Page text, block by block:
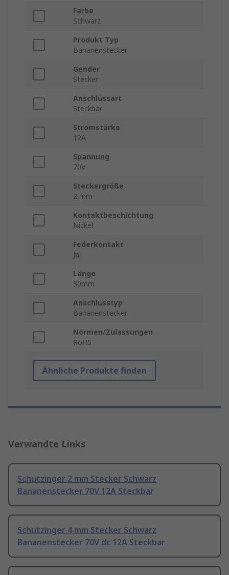
Farbe
Schwarz
Produkt Typ
Bananenstecker
Gender
Stecker
Anschlussart
Steckbar
Stromstärke
12A
Spannung
70V
Steckergröße
2 mm
Kontaktbeschichtung
Nickel
Federkontakt
Ja
Länge
30mm
Anschlusstyp
Bananenstecker
Normen/Zulassungen
RoHS
Ähnliche Produkte finden
Verwandte Links
Schutzinger 2 mm Stecker Schwarz
Bananenstecker 70V 12A Steckbar
Schutzinger 4 mm Stecker Schwarz
Bananenstecker 70V dc 12A Steckbar